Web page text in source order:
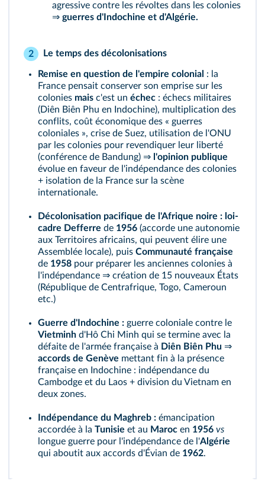
agressive contre les révoltes dans les colonies
⇒ guerres d'Indochine et d'Algérie.
2 Le temps des décolonisations
Remise en question de l'empire colonial : la
France pensait conserver son emprise sur les
colonies mais c'est un échec : échecs militaires
(Diên Biên Phu en Indochine), multiplication des
conflits, coût économique des « guerres
coloniales », crise de Suez, utilisation de l'ONU
par les colonies pour revendiquer leur liberté
(conférence de Bandung) ⇒ l'opinion publique
évolue en faveur de l'indépendance des colonies
+ isolation de la France sur la scène
internationale.
Décolonisation pacifique de l'Afrique noire : loi-
cadre Defferre de 1956 (accorde une autonomie
aux Territoires africains, qui peuvent élire une
Assemblée locale), puis Communauté française
de 1958 pour préparer les anciennes colonies à
l'indépendance ⇒ création de 15 nouveaux États
(République de Centrafrique, Togo, Cameroun
etc.)
Guerre d'Indochine : guerre coloniale contre le
Vietminh d'Hô Chi Minh qui se termine avec la
défaite de l'armée française à Diên Biên Phu ⇒
accords de Genève mettant fin à la présence
française en Indochine : indépendance du
Cambodge et du Laos + division du Vietnam en
deux zones.
Indépendance du Maghreb : émancipation
accordée à la Tunisie et au Maroc en 1956 vs
longue guerre pour l'indépendance de l'Algérie
qui aboutit aux accords d'Évian de 1962.